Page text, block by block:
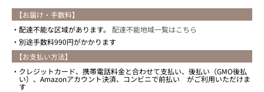
【お届け・手数料】
配達不能な区域があります。 配達不能地域一覧はこちら
別途手数料990円がかかります
【お支払い方法】
クレジットカード、携帯電話料金と合わせて支払い、後払い（GMO後払
い）、Amazonアカウント決済、コンビニで前払い がご利用いただけま
す